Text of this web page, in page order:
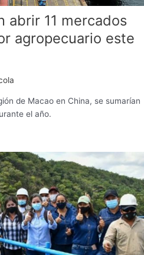
abrir 11 mercados
agropecuario este
de Macao en China, se sumarían
el año.